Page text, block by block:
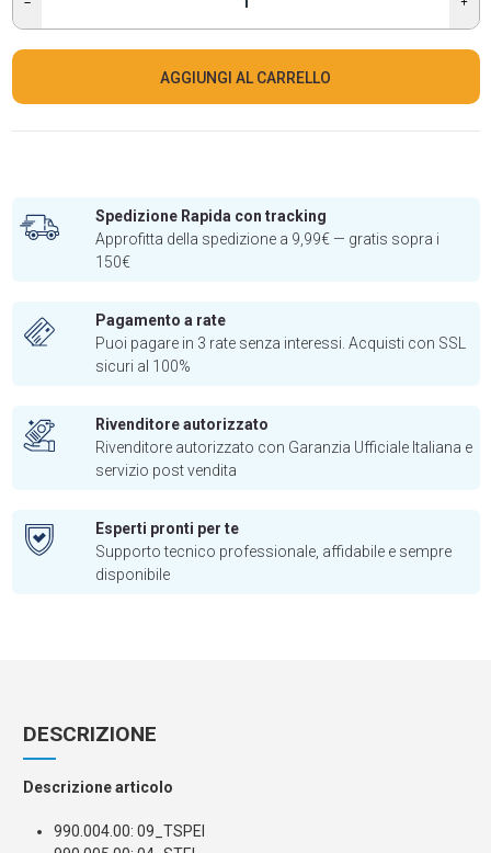
AGGIUNGI AL CARRELLO
Spedizione Rapida con tracking
Approfitta della spedizione a 9,99€ — gratis sopra i
150€
Pagamento a rate
Puoi pagare in 3 rate senza interessi. Acquisti con SSL
sicuri al 100%
Rivenditore autorizzato
Rivenditore autorizzato con Garanzia Ufficiale Italiana e
servizio post vendita
Esperti pronti per te
Supporto tecnico professionale, affidabile e sempre
disponibile
DESCRIZIONE
Descrizione articolo
990.004.00: 09_TSPEI